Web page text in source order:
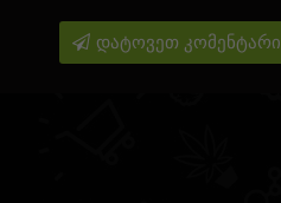
დატოვეთ კომენტარი